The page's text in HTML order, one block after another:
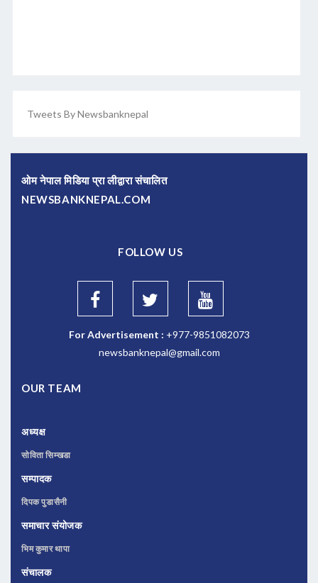
Tweets By Newsbanknepal
ओम नेपाल मिडिया प्रा लीद्वारा संचालित
NEWSBANKNEPAL.COM
FOLLOW US
For Advertisement : +977-9851082073
newsbanknepal@gmail.com
OUR TEAM
अध्यक्ष
सोविता सिम्खडा
सम्पादक
दिपक पुडासैनी
समाचार संयोजक
भिम कुमार थापा
संचालक